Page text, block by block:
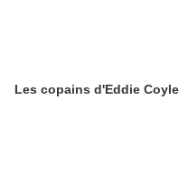
Les copains d'Eddie Coyle